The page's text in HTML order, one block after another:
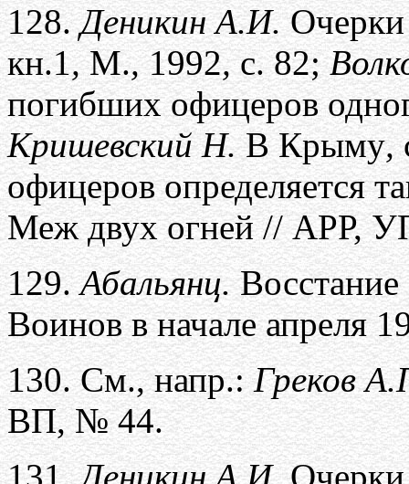
128.Деникин А.И.Очерки
кн.1,М.,1992,с. 82;
погибших офицеров
Кришевский Н.В Крыму,
офицеров определяется
Меж двух огней // АРР,
129.Абальянц.Восстание
Воинов в начале апреля
130.См., напр.:Греков
ВП, № 44.
131.Деникин А.И.Очерки